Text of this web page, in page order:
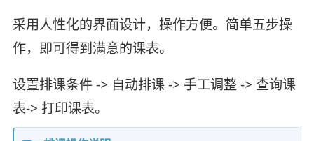
采用人性化的界面设计，操作方便。简单五步操
作，即可得到满意的课表。
设置排课条件 -> 自动排课 -> 手工调整 -> 查询课
表-> 打印课表。